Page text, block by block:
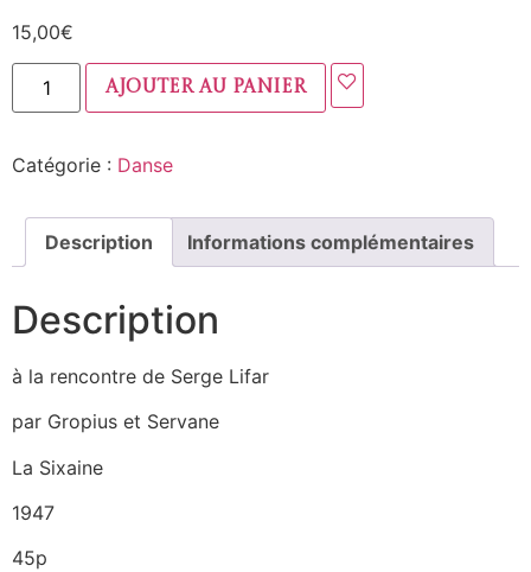
15,00€
Ajouter au panier
Catégorie : Danse
Description Informations complémentaires
Description
à la rencontre de Serge Lifar
par Gropius et Servane
La Sixaine
1947
45p